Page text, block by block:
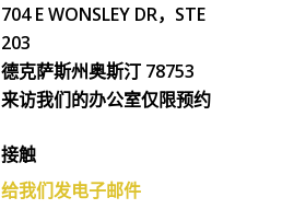
704 E WONSLEY DR，STE
203
德克萨斯州奥斯汀 78753
来访我们的办公室仅限预约
接触
给我们发电子邮件